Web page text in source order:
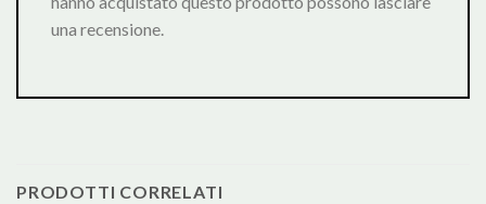
una recensione.
PRODOTTI CORRELATI